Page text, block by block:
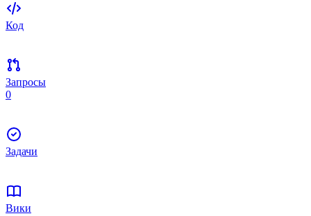
Код
Запросы
0
Задачи
Вики